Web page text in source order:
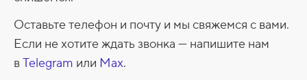
Оставьте телефон и почту и мы свяжемся с вами.
Если не хотите ждать звонка — напишите нам
вTelegram или Max.